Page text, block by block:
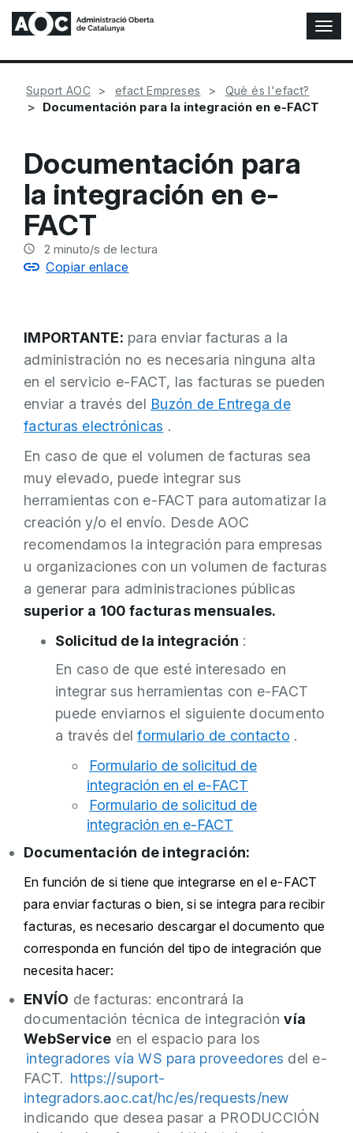
A
l
t
Suport AOC efact Empreses Què és l'efact?
Documentación para la integración en e-FACT
Documentación para
la integración en e-
FACT
2 minuto/s de lectura
Copiar enlace
IMPORTANTE: para enviar facturas a la
administración no es necesaria ninguna alta
en el servicio e-FACT, las facturas se pueden
enviar a través del Buzón de Entrega de
facturas electrónicas .
En caso de que el volumen de facturas sea
muy elevado, puede integrar sus
herramientas con e-FACT para automatizar la
creación y/o el envío. Desde AOC
recomendamos la integración para empresas
u organizaciones con un volumen de facturas
a generar para administraciones públicas
superior a 100 facturas mensuales.
Solicitud de la integración :
En caso de que esté interesado en
integrar sus herramientas con e-FACT
puede enviarnos el siguiente documento
a través delformulario de contacto .
Formulario de solicitud de
integración en el e-FACT
Formulario de solicitud de
integración en e-FACT
Documentación de integración:
En función de si tiene que integrarse en el e-FACT
para enviar facturas o bien, si se integra para recibir
facturas, es necesario descargar el documento que
corresponda en función del tipo de integración que
necesita hacer:
ENVÍO de facturas: encontrará la
documentación técnica de integraciónvía
WebService en el espacio para los
integradores vía WS para proveedores del e-
FACT. https://suport-
integradors.aoc.cat/hc/es/requests/new
indicando que desea pasar a PRODUCCIÓN